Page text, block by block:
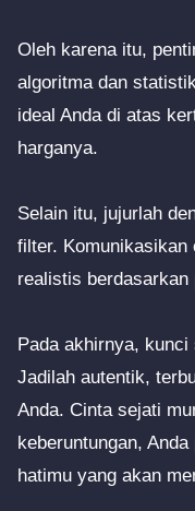
Oleh karena itu,
algoritma dan
ideal Anda di atas
harganya.
Selain itu, jujurlah
filter. Komunikasikan
realistis berdasarkan
Pada akhirnya,
Jadilah autentik,
Anda. Cinta sejati
keberuntungan,
hatimu yang akan